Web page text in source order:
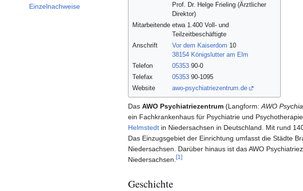
Einzelnachweise
Prof. Dr. Helge Frieling (Ärztlicher
Direktor)
Mitarbeitende etwa 1.400 Voll- und
Teilzeitbeschäftigte
Anschrift
Vor dem Kaiserdom 10
38154 Königslutter am Elm
Telefon
05353 90-0
Telefax
05353 90-1095
Website
awo-psychiatriezentrum.de
Das AWO Psychiatriezentrum (Langform: AWO
ein Fachkrankenhaus für Psychiatrie und
Helmstedt in Niedersachsen in Deutschland. Mit rund
Das Einzugsgebiet der Einrichtung umfasst die Städte
Niedersachsen. Darüber hinaus ist das AWO
Niedersachsen. [1 ]
Geschichte